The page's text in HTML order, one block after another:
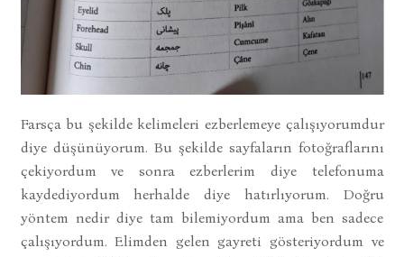
Farsça bu şekilde kelimeleri ezberlemeye çalışıyorumdur
diye düşünüyorum. Bu şekilde sayfaların fotoğraflarını
çekiyordum ve sonra ezberlerim diye telefonuma
kaydediyordum herhalde diye hatırlıyorum. Doğru
yöntem nedir diye tam bilemiyordum ama ben sadece
çalışıyordum. Elimden gelen gayreti gösteriyordum ve